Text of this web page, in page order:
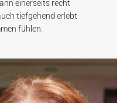
einerseits recht
tiefgehend erlebt
fühlen.